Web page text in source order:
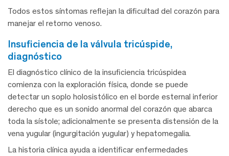
Todos estos síntomas reflejan la dificultad del corazón para
manejar el retorno venoso.
insuficiencia de la válvula tricúspide,
diagnóstico
El diagnóstico clínico de la insuficiencia tricúspidea
comienza con la exploración física, donde se puede
detectar un soplo holosistólico en el borde esternal inferior
derecho que es un sonido anormal del corazón que abarca
toda la sístole; adicionalmente se presenta distensión de la
vena yugular (ingurgitación yugular) y hepatomegalia.
La historia clínica ayuda a identificar enfermedades